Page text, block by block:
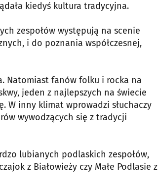
kiedyś kultura tradycyjna.
zespołów występują na scenie
i do poznania współczesnej,
Natomiast fanów folku i rocka na
jeden z najlepszych na świecie
W inny klimat wprowadzi słuchaczy
wywodzących się z tradycji
lubianych podlaskich zespołów,
z Białowieży czy Małe Podlasie z